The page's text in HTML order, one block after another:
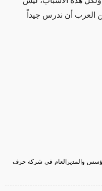
والمديرالعام في شركة حرف
العرب أن ندرس جيداً